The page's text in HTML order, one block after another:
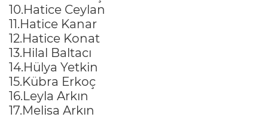
10.Hatice Ceylan
11.Hatice Kanar
12.Hatice Konat
13.Hilal Baltacı
14.Hülya Yetkin
15.Kübra Erkoç
16.Leyla Arkın
17.Melisa Arkın